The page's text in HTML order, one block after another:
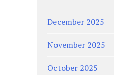
December 2025
November 2025
October 2025